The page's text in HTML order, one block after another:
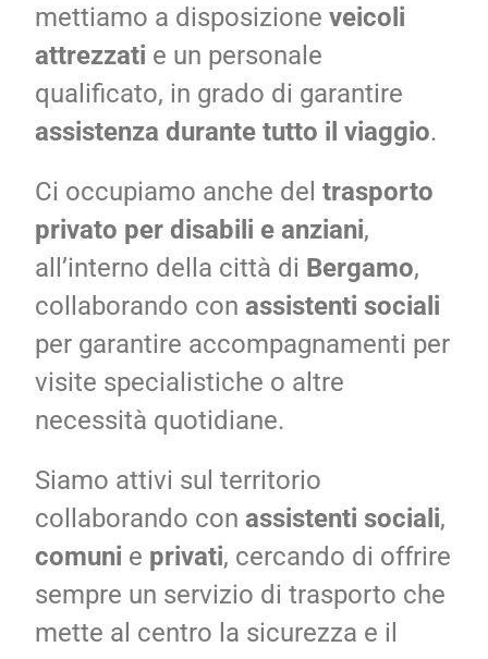
mettiamo a disposizione veicoli
attrezzati e un personale
qualificato, in grado di garantire
assistenza durante tutto il viaggio.
Ci occupiamo anche del trasporto
privato per disabili e anziani,
all’interno della città di Bergamo,
collaborando con assistenti sociali
per garantire accompagnamenti per
visite specialistiche o altre
necessità quotidiane.
Siamo attivi sul territorio
collaborando con assistenti sociali,
comuni e privati, cercando di offrire
sempre un servizio di trasporto che
mette al centro la sicurezza e il